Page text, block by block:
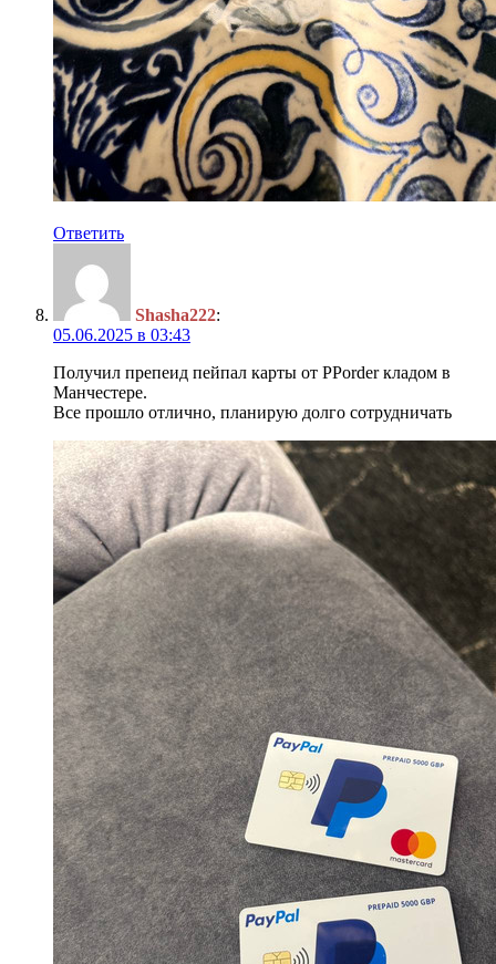
Ответить
Shasha222:
05.06.2025 в 03:43
Получил препеид пейпал карты от PPorder кладом в
Манчестере.
Все прошло отлично, планирую долго сотрудничать